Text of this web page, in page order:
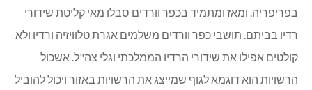
בפריפריה. ומאז ומתמיד בכפר וורדים סבלו מאי קליטת שידורי
רדיו בביתם. תושבי כפר וורדים משלמים אגרת טלוויזיה ורדיו ולא
קולטים אפילו את שידורי הרדיו הממלכתי וגלי צה"ל. אשכול
הרשויות הוא דוגמא לגוף שמייצג את הרשויות באזור ויכול להוביל